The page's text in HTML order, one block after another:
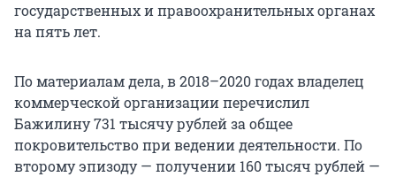
государственных и правоохранительных органах
на пять лет.
По материалам дела, в 2018–2020 годах владелец
коммерческой организации перечислил
Бажилину 731 тысячу рублей за общее
покровительство при ведении деятельности. По
второму эпизоду — получении 160 тысяч рублей —